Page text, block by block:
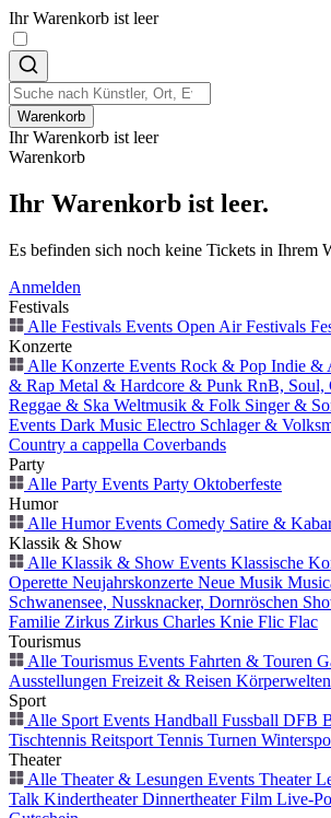
Ihr Warenkorb ist leer
Warenkorb
Ihr Warenkorb ist leer
Warenkorb
Ihr Warenkorb ist leer.
Es befinden sich noch keine Tickets in Ihrem
Anmelden
Festivals
Alle Festivals Events Open AirFestivals
Konzerte
Alle Konzerte Events Rock & Pop Indie &
& Rap Metal & Hardcore & Punk RnB, Soul,
Reggae & Ska Weltmusik & Folk Singer &
Events Dark Music Electro Schlager &
Country a cappella Coverbands
Party
Alle Party Events Party Oktoberfeste
Humor
Alle Humor Events Comedy Satire &
Klassik & Show
Alle Klassik & Show Events Klassische
Operette Neujahrskonzerte Neue Musik
Schwanensee, Nussknacker, Dornröschen
Familie Zirkus Zirkus Charles Knie Flic Flac
Tourismus
Alle Tourismus Events Fahrten & Touren
Ausstellungen Freizeit & Reisen Körperwelten
Sport
Alle Sport Events Handball Fussball DFB
Tischtennis Reitsport Tennis Turnen
Theater
Alle Theater & Lesungen Events Theater
Talk KindertheaterDinnertheaterFilm Live-